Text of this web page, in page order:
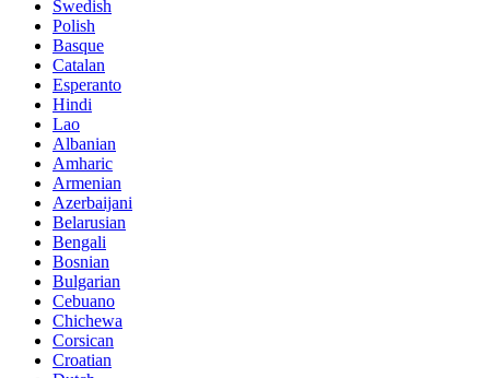
Swedish
Polish
Basque
Catalan
Esperanto
Hindi
Lao
Albanian
Amharic
Armenian
Azerbaijani
Belarusian
Bengali
Bosnian
Bulgarian
Cebuano
Chichewa
Corsican
Croatian